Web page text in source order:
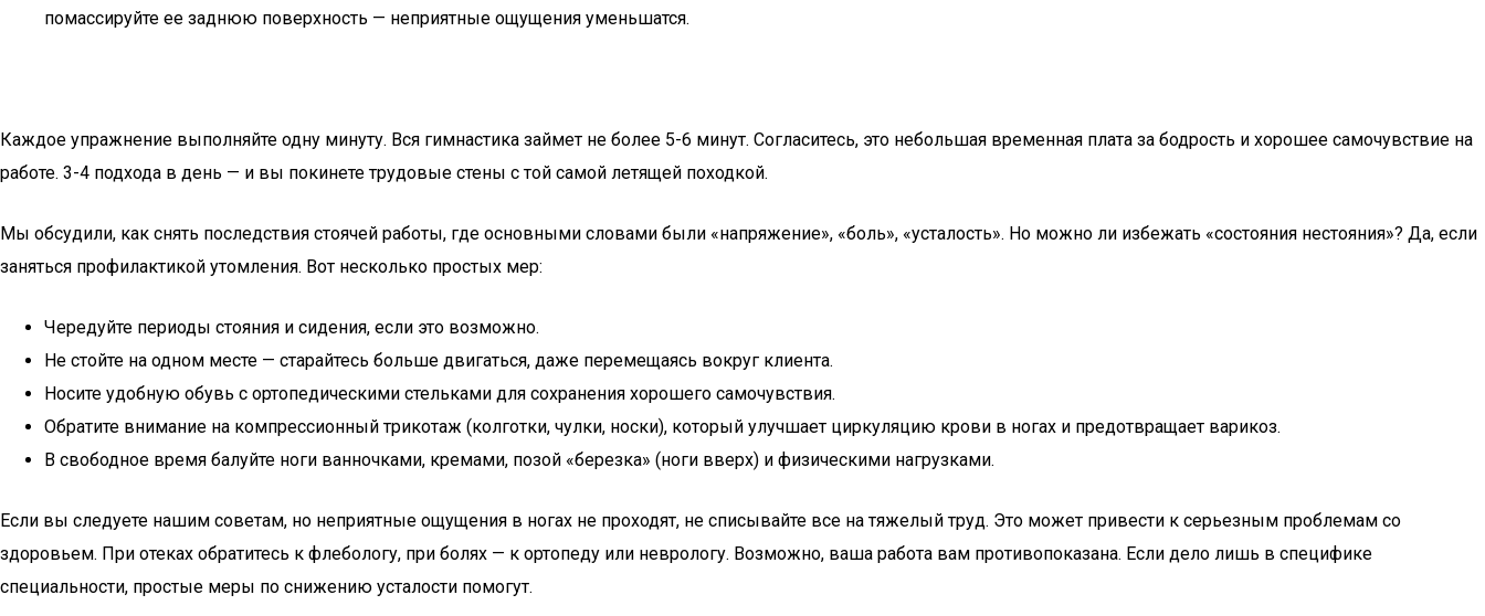
помассируйте ее заднюю поверхность — неприятные ощущения уменьшатся.
Каждое упражнение выполняйте одну минуту. Вся гимнастика займет не более 5-6 минут. Согласитесь, это небольшая временная плата за бодрость и хорошее самочувствие на
работе. 3-4 подхода в день — и вы покинете трудовые стены с той самой летящей походкой.
Мы обсудили, как снять последствия стоячей работы, где основными словами были «напряжение», «боль», «усталость». Но можно ли избежать «состояния нестояния»? Да, если
заняться профилактикой утомления. Вот несколько простых мер:
Чередуйте периоды стояния и сидения, если это возможно.
Не стойте на одном месте — старайтесь больше двигаться, даже перемещаясь вокруг клиента.
Носите удобную обувь с ортопедическими стельками для сохранения хорошего самочувствия.
Обратите внимание на компрессионный трикотаж (колготки, чулки, носки), который улучшает циркуляцию крови в ногах и предотвращает варикоз.
В свободное время балуйте ноги ванночками, кремами, позой «березка» (ноги вверх) и физическими нагрузками.
Если вы следуете нашим советам, но неприятные ощущения в ногах не проходят, не списывайте все на тяжелый труд. Это может привести к серьезным проблемам со
здоровьем. При отеках обратитесь к флебологу, при болях — к ортопеду или неврологу. Возможно, ваша работа вам противопоказана. Если дело лишь в специфике
специальности, простые меры по снижению усталости помогут.